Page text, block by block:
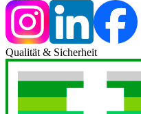
Qualität & Sicherheit